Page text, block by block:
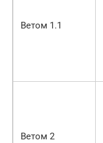
Ветом 1.1
Ветом 2